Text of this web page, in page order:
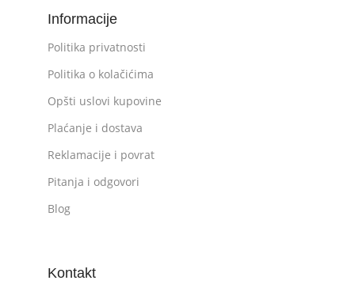
Informacije
Politika privatnosti
Politika o kolačićima
Opšti uslovi kupovine
Plaćanje i dostava
Reklamacije i povrat
Pitanja i odgovori
Blog
Kontakt